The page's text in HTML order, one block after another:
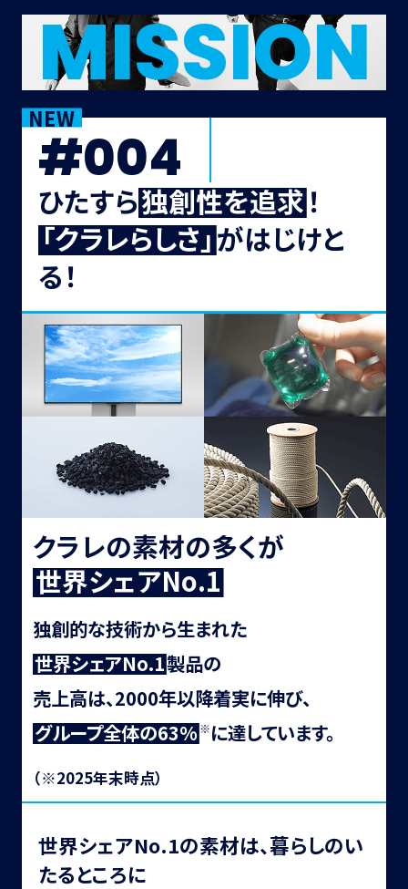
MISSION
#004
NEW
ひたすら独創性を追求！
「クラレらしさ」がはじけと
る！
クラレの素材の多くが
世界シェアNo.1
独創的な技術から生まれた
世界シェアNo.1製品の
売上高は、2000年以降着実に伸び、
グループ全体の63%※に達しています。
（※2025年末時点）
世界シェアNo.1の素材は、暮らしのい
たるところに